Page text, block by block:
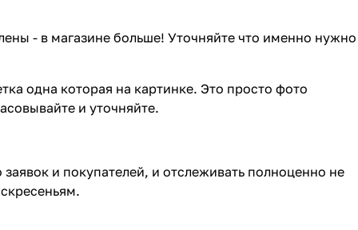
- в магазине больше! Уточняйте что именно нужно
одна которая на картинке. Это просто фото
и уточняйте.
и покупателей, и отслеживать полноценно не